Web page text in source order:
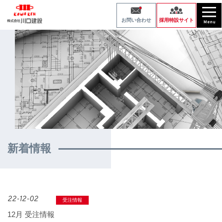
お問い合わせ 採用特設サイト
新着情報
22-12-02 受注情報
12月 受注情報